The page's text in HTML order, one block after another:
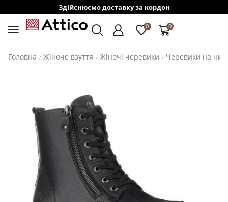
Здійснюємо доставку за кордон
0 0
Головна / Жіноче взуття / Жіночі черевики / Черевики на